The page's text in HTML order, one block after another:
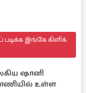
இங்கே கிளிக்
ஷானி
உள்ள